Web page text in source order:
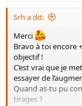
Srh a dit:
Merci
Bravo à toi encore
objectif !
C’est vrai que je
essayer de
Quand as-tu pu
tirages ?